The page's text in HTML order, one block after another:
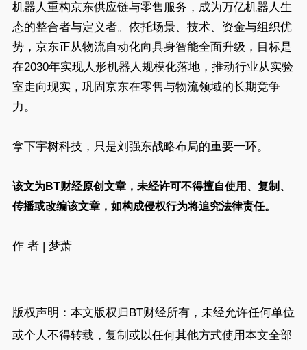
机器人重构京东供应链与零售服务，成为万亿机器人生
态的整合者与定义者。依托场景、技术、资金与组织优
势，京东正从物流自动化向具身智能全面升级，目标是
在2030年实现人形机器人规模化落地，推动行业从实验
室走向现实，巩固京东在零售与物流领域的长期竞争
力。
拿下宇树科技，只是刘强东战略布局的重要一环。
该文为BT财经原创文章，未经许可不得擅自使用、复制、
传播或改编该文章，如构成侵权行为将追究法律责任。
作 者 | 梦萧
版权声明：本文版权归BT财经所有，未经允许任何单位
或个人不得转载，复制或以任何其他方式使用本文全部